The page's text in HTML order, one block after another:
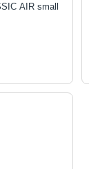
AIR small